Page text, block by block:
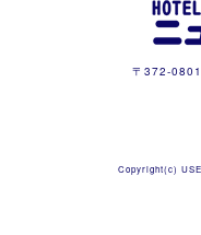
〒372-
Copyright(c)